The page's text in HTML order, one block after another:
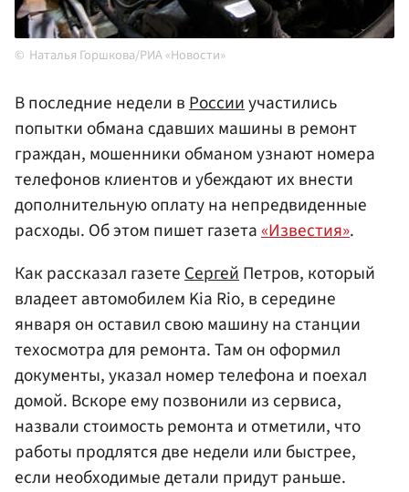
Наталья Горшкова/РИА «Новости»
В последние недели вРоссииучастились
попытки обмана сдавших машины в ремонт
граждан, мошенники обманом узнают номера
телефонов клиентов и убеждают их внести
дополнительную оплату на непредвиденные
расходы. Об этом пишет газета«Известия».
Как рассказал газетеСергейПетров, который
владеет автомобилем Kia Rio, в середине
января он оставил свою машину на станции
техосмотра для ремонта. Там он оформил
документы, указал номер телефона и поехал
домой. Вскоре ему позвонили из сервиса,
назвали стоимость ремонта и отметили, что
работы продлятся две недели или быстрее,
если необходимые детали придут раньше.